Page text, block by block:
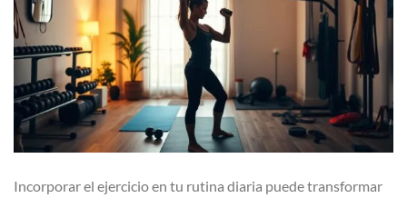
Incorporar el ejercicio en tu rutina diaria puede transformar